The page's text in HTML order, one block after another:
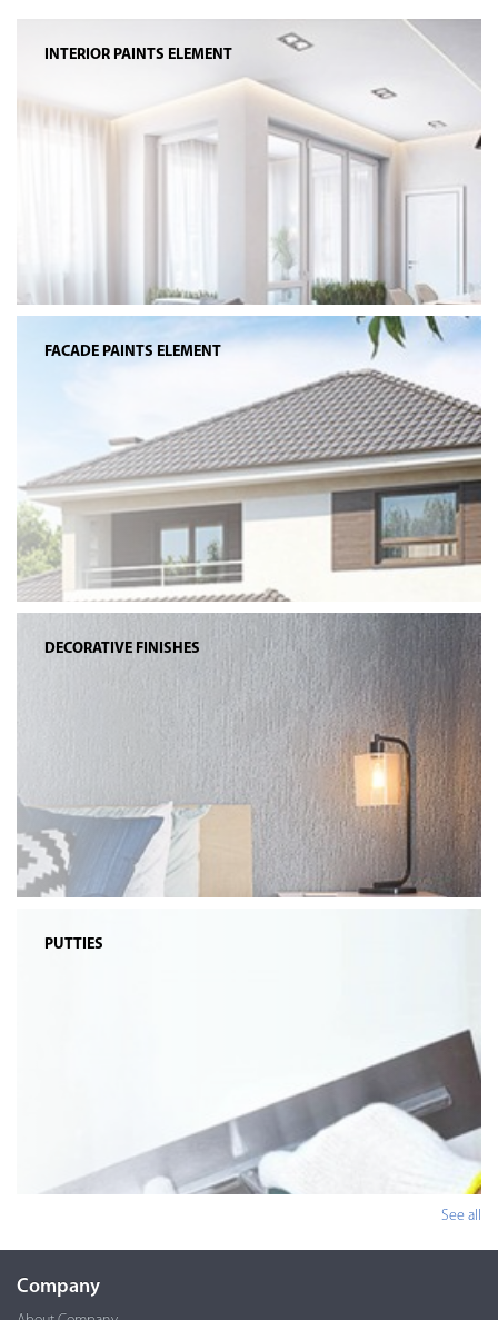
INTERIOR PAINTS ELEMENT
FACADE PAINTS ELEMENT
DECORATIVE FINISHES
PUTTIES
See all
Company